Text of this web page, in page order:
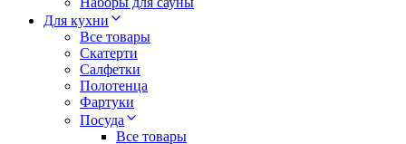
Для кухни
Все товары
Скатерти
Салфетки
Полотенца
Фартуки
Посуда
Все товары